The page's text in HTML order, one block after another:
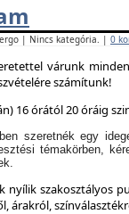
| Nincs kategória. | 0
várunk
számítunk!
16 órától 20 óráig
szeretnék egy
témakörben,
nyílik szakosztályos
árakról,